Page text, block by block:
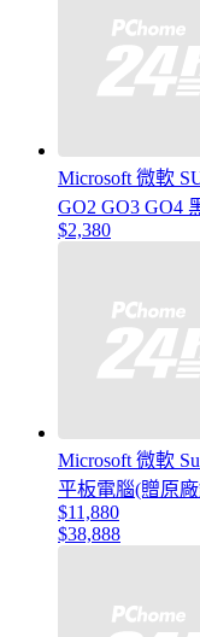
Microsoft 微軟
GO2 GO3 GO4
$2,380
Microsoft 微軟
平板電腦(贈原
$11,880
$38,888